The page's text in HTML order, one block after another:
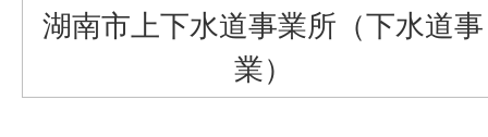
湖南市上下水道事業所（下水道事
業）